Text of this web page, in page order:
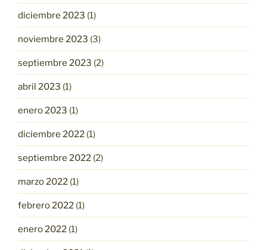
diciembre 2023 (1)
noviembre 2023 (3)
septiembre 2023 (2)
abril 2023 (1)
enero 2023 (1)
diciembre 2022 (1)
septiembre 2022 (2)
marzo 2022 (1)
febrero 2022 (1)
enero 2022 (1)